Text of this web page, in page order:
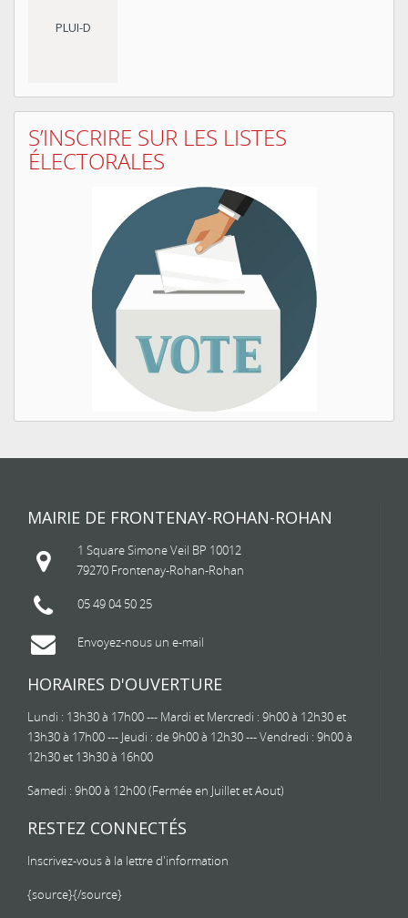
PLUI-D
S’INSCRIRE SUR LES LISTES
ÉLECTORALES
MAIRIE DE FRONTENAY-ROHAN-ROHAN
1 Square Simone Veil BP 10012
79270 Frontenay-Rohan-Rohan
05 49 04 50 25
Envoyez-nous un e-mail
HORAIRES D'OUVERTURE
Lundi : 13h30 à 17h00 --- Mardi et Mercredi : 9h00 à 12h30 et
13h30 à 17h00 --- Jeudi : de 9h00 à 12h30 --- Vendredi : 9h00 à
12h30 et 13h30 à 16h00
Samedi : 9h00 à 12h00 (Fermée en Juillet et Aout)
RESTEZ CONNECTÉS
Inscrivez-vous à la lettre d'information
{source}{/source}